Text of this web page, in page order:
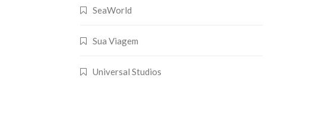
SeaWorld
Sua Viagem
Universal Studios